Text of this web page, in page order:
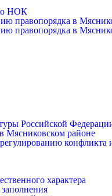
НОК
правопорядка в
правопорядка в
Российской
Мясниковском районе
конфликта
характера